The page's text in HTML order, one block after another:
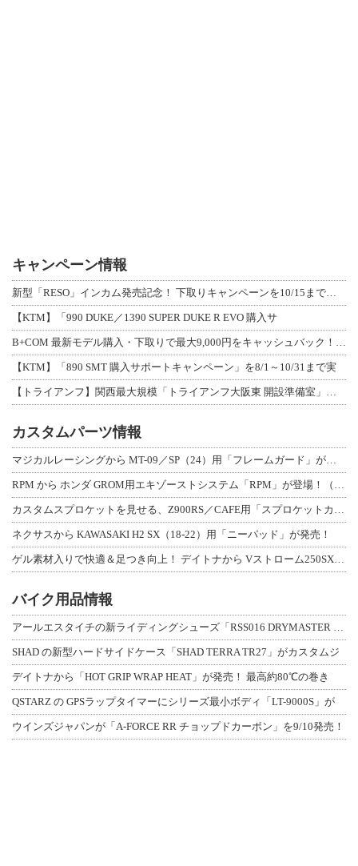
キャンペーン情報
【KTM】「990 DUKE／1390 SUPER DUKE R EVO 購入サ
【KTM】「890 SMT 購入サポートキャンペーン」を8/1～10/31まで実
カスタムパーツ情報
ネクサスから KAWASAKI H2 SX（18-22）用「ニーパッド」が発売！
バイク用品情報
SHAD の新型ハードサイドケース「SHAD TERRA TR27」がカスタムジ
デイトナから「HOT GRIP WRAP HEAT」が発売！ 最高約80℃の巻き
QSTARZ の GPSラップタイマーにシリーズ最小ボディ「LT-9000S」が
ウインズジャパンが「A-FORCE RR チョップドカーボン」を9/10発売！